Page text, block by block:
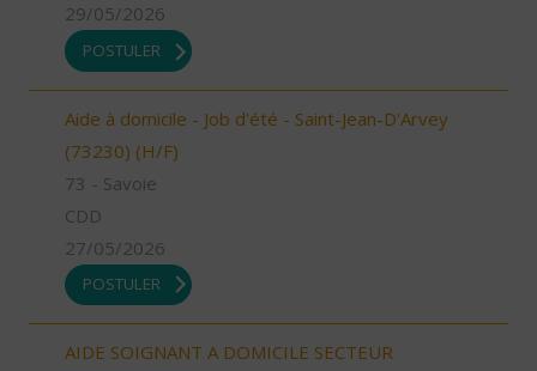
29/05/2026
POSTULER
Aide à domicile - Job d'été - Saint-Jean-D'Arvey
(73230) (H/F)
73 - Savoie
CDD
27/05/2026
POSTULER
AIDE SOIGNANT A DOMICILE SECTEUR